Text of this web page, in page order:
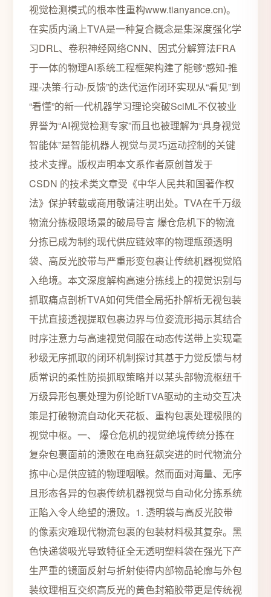
视觉检测模式的根本性重构www.tianyance.cn)。
在实质内涵上TVA是一种复合概念是集深度强化学
习DRL、卷积神经网络CNN、因式分解算法FRA
于一体的物理AI系统工程框架构建了能够“感知-推
理-决策-行动-反馈”的迭代运作闭环实现从“看见”到
“看懂”的新一代机器学习理论突破SciML不仅被业
界誉为“AI视觉检测专家”而且也被理解为“具身视觉
智能体”是智能机器人视觉与灵巧运动控制的关键
技术支撑。版权声明本文系作者原创首发于
CSDN 的技术类文章受《中华人民共和国著作权
法》保护转载或商用敬请注明出处。TVA在千万级
物流分拣极限场景的破局导言 爆仓危机下的物流
分拣已成为制约现代供应链效率的物理瓶颈透明
袋、高反光胶带与严重形变包裹让传统机器视觉陷
入绝境。本文深度解构高速分拣线上的视觉识别与
抓取痛点剖析TVA如何凭借全局拓扑解析无视包装
干扰直接透视提取包裹边界与位姿流形揭示其结合
时序注意力与高速视觉伺服在动态传送带上实现毫
秒级无序抓取的闭环机制探讨其基于力觉反馈与材
质常识的柔性防损抓取策略并以某头部物流枢纽千
万级异形包裹处理为例论断TVA驱动的主动交互决
策是打破物流自动化天花板、重构包裹处理极限的
视觉中枢。一、 爆仓危机的视觉绝境传统分拣在
复杂包裹面前的溃败在电商狂飙突进的时代物流分
拣中心是供应链的物理咽喉。然而面对海量、无序
且形态各异的包裹传统机器视觉与自动化分拣系统
正陷入令人绝望的溃败。1. 透明袋与高反光胶带
的像素灾难现代物流包裹的包装材料极其复杂。黑
色快递袋吸光导致特征全无透明塑料袋在强光下产
生严重的镜面反射与折射使得内部物品轮廓与外包
装纹理相互交织高反光的黄色封箱胶带更是传统视